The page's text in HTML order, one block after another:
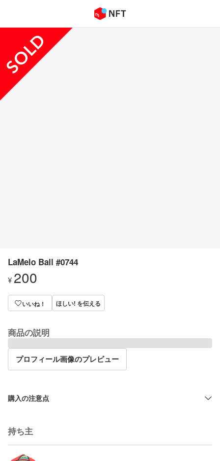
LaMelo Ball #0744
¥ 200
いいね！ ほしい! を伝える
商品の説明
プロフィール画像のプレビュー
購入の注意点
持ち主